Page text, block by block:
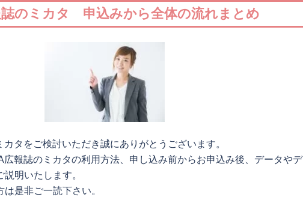
誌のミカタ 申込みから全体の流れまとめ
タをご検討いただき誠にありがとうございます。
広報誌のミカタの利用方法、申し込み前からお申込み後、データやデ
明いたします。
是非ご一読下さい。